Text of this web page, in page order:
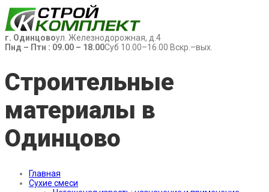
г. Одинцовоул. Железнодорожная, д.4
Пнд – Птн : 09.00 – 18.00Суб 10.00–16.00 Вскр.–вых.
Строительные
материалы в
Одинцово
Главная
Сухие смеси